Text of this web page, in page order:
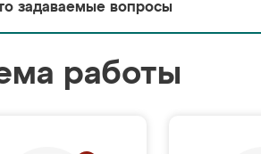
задаваемые вопросы
работы